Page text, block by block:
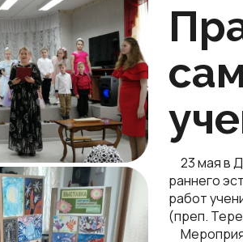
23 мая в
раннего
работ
(преп.